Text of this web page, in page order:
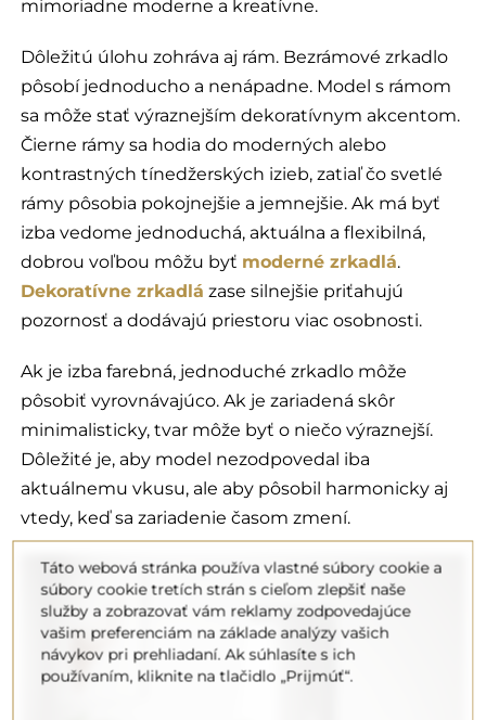
mimoriadne moderne a kreatívne.
Dôležitú úlohu zohráva aj rám. Bezrámové zrkadlo
pôsobí jednoducho a nenápadne. Model s rámom
sa môže stať výraznejším dekoratívnym akcentom.
Čierne rámy sa hodia do moderných alebo
kontrastných tínedžerských izieb, zatiaľ čo svetlé
rámy pôsobia pokojnejšie a jemnejšie. Ak má byť
izba vedome jednoduchá, aktuálna a flexibilná,
dobrou voľbou môžu byť moderné zrkadlá.
Dekoratívne zrkadlá zase silnejšie priťahujú
pozornosť a dodávajú priestoru viac osobnosti.
Ak je izba farebná, jednoduché zrkadlo môže
pôsobiť vyrovnávajúco. Ak je zariadená skôr
minimalisticky, tvar môže byť o niečo výraznejší.
Dôležité je, aby model nezodpovedal iba
aktuálnemu vkusu, ale aby pôsobil harmonicky aj
vtedy, keď sa zariadenie časom zmení.
Táto webová stránka používa vlastné súbory cookie a
súbory cookie tretích strán s cieľom zlepšiť naše
služby a zobrazovať vám reklamy zodpovedajúce
vašim preferenciám na základe analýzy vašich
návykov pri prehliadaní. Ak súhlasíte s ich
používaním, kliknite na tlačidlo „Prijmúť“.